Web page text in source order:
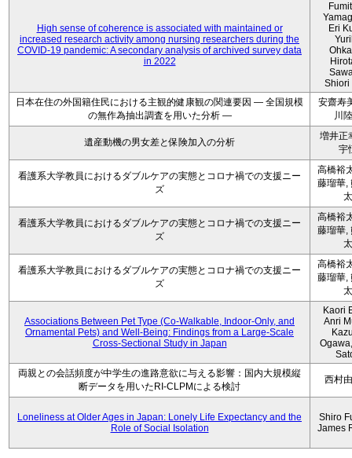
High sense of coherence is associated with maintained or
increased research activity among nursing researchers during the
COVID-19 pandemic: A secondary analysis of archived survey data
in 2022
Eri
Shiori
日本在住の外国籍住民における主観的健康観の関連要因 ― 全国規模
の無作為抽出調査を用いた分析 ―
安齋寿
川
遺産動機の男女差と保険加入の分析
増井正
宇
看護系大学教員におけるダブルケアの実態とコロナ禍での支援ニー
ズ
高橋裕
藤瑠華,
太
看護系大学教員におけるダブルケアの実態とコロナ禍での支援ニー
ズ
高橋裕
藤瑠華,
太
看護系大学教員におけるダブルケアの実態とコロナ禍での支援ニー
ズ
高橋裕
藤瑠華,
太
Associations Between Pet Type (Co-Walkable, Indoor-Only, and
Ornamental Pets) and Well-Being: Findings from a Large-Scale
Cross-Sectional Study in Japan
Kaori
Anri
両親との会話頻度が中学生の進路意欲に与える影響：国内大規模縦
断データを用いたRI-CLPMによる検討
西村
Loneliness at Older Ages in Japan: Lonely Life Expectancy and the
Role of Social Isolation
Shiro
James